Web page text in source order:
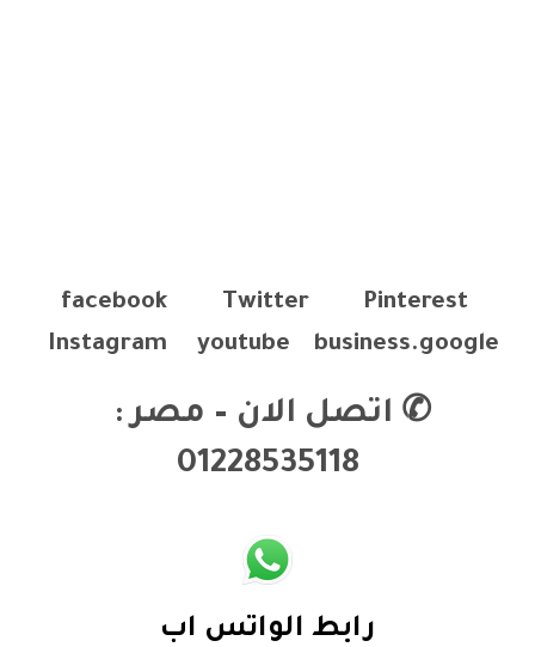
facebook Twitter
Pinterest
Instagram
youtube business.google
✆ اتصل الان – مصر :
01228535118
رابط الواتس اب